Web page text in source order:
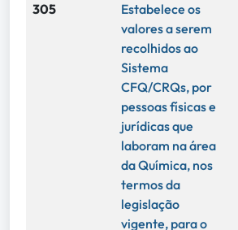
305
Estabelece os
valores a serem
recolhidos ao
Sistema
CFQ/CRQs, por
pessoas físicas e
jurídicas que
laboram na área
da Química, nos
termos da
legislação
vigente, para o